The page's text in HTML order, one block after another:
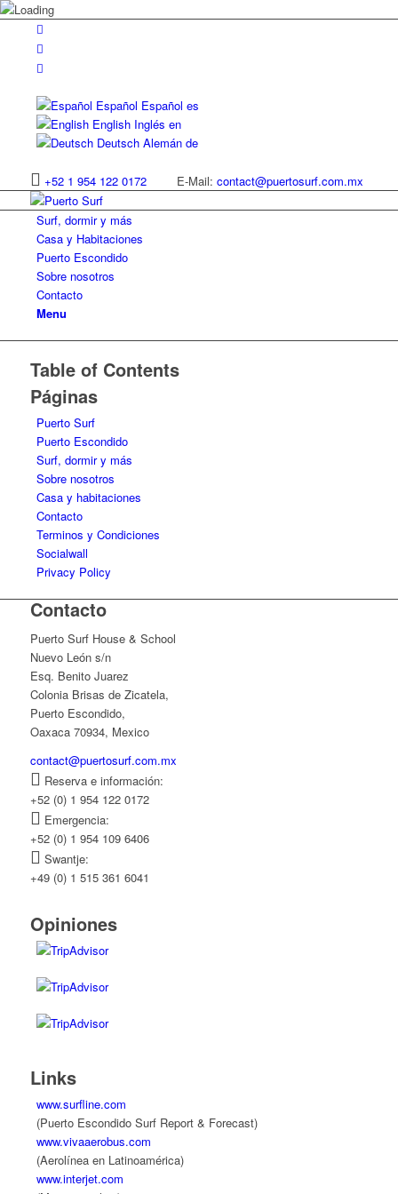
Español Español es
English Inglés en
Deutsch Alemán de
+52 1 954 122 0172 E-Mail: contact@puertosurf.com.mx
Surf, dormir y más
Casa y Habitaciones
Puerto Escondido
Sobre nosotros
Contacto
Menu
Table of Contents
Páginas
Puerto Surf
Puerto Escondido
Surf, dormir y más
Sobre nosotros
Casa y habitaciones
Contacto
Terminos y Condiciones
Socialwall
Privacy Policy
Contacto
Puerto Surf House & School
Nuevo León s/n
Esq. Benito Juarez
Colonia Brisas de Zicatela,
Puerto Escondido,
Oaxaca 70934, Mexico
contact@puertosurf.com.mx
Reserva e información:
+52 (0) 1 954 122 0172
Emergencia:
+52 (0) 1 954 109 6406
Swantje:
+49 (0) 1 515 361 6041
Opiniones
Links
www.surfline.com
(Puerto Escondido Surf Report & Forecast)
www.vivaaerobus.com
(Aerolínea en Latinoamérica)
www.interjet.com